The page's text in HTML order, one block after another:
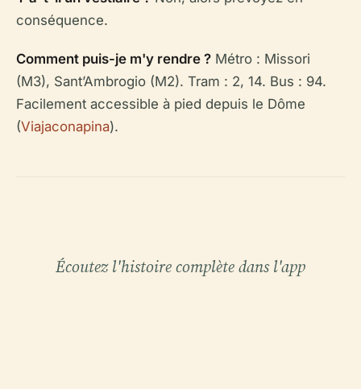
conséquence.
Comment puis-je m'y rendre ? Métro : Missori
(M3), Sant’Ambrogio (M2). Tram : 2, 14. Bus : 94.
Facilement accessible à pied depuis le Dôme
(Viajaconapina).
Écoutez l'histoire complète dans l'app